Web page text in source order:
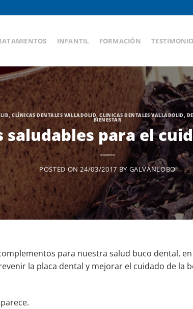
INFANTIL FORMACIÓN
,CLÍNICAS DENTALES VALLADOLID,CLINICAS DENTALES VALLADOLID,
BIENESTAR
para el
POSTED ON24/03/2017 BY GALVÁNLOBO
para nuestra salud buco dental,
la placa dental y mejorar el cuidado de la